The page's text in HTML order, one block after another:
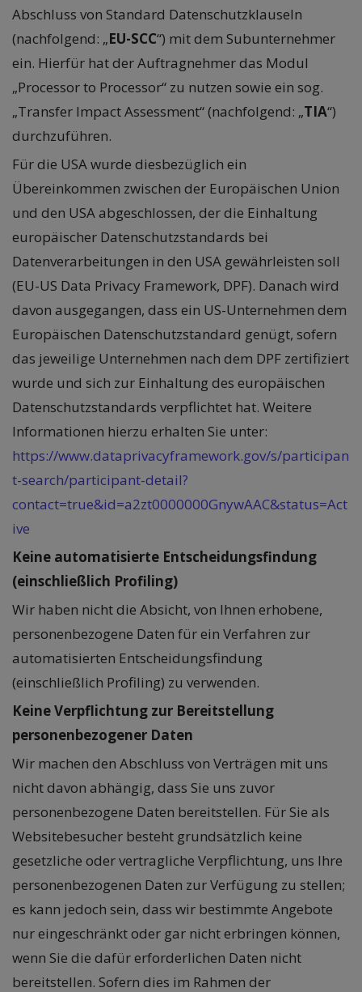
Abschluss von Standard Datenschutzklauseln
(nachfolgend: „EU-SCC“) mit dem Subunternehmer
ein. Hierfür hat der Auftragnehmer das Modul
„Processor to Processor“ zu nutzen sowie ein sog.
„Transfer Impact Assessment“ (nachfolgend: „TIA“)
durchzuführen.
Für die USA wurde diesbezüglich ein
Übereinkommen zwischen der Europäischen Union
und den USA abgeschlossen, der die Einhaltung
europäischer Datenschutzstandards bei
Datenverarbeitungen in den USA gewährleisten soll
(EU-US Data Privacy Framework, DPF). Danach wird
davon ausgegangen, dass ein US-Unternehmen dem
Europäischen Datenschutzstandard genügt, sofern
das jeweilige Unternehmen nach dem DPF zertifiziert
wurde und sich zur Einhaltung des europäischen
Datenschutzstandards verpflichtet hat. Weitere
Informationen hierzu erhalten Sie unter:
https://www.dataprivacyframework.gov/s/participan
t-search/participant-detail?
contact=true&id=a2zt0000000GnywAAC&status=Act
ive
Keine automatisierte Entscheidungsfindung
(einschließlich Profiling)
Wir haben nicht die Absicht, von Ihnen erhobene,
personenbezogene Daten für ein Verfahren zur
automatisierten Entscheidungsfindung
(einschließlich Profiling) zu verwenden.
Keine Verpflichtung zur Bereitstellung
personenbezogener Daten
Wir machen den Abschluss von Verträgen mit uns
nicht davon abhängig, dass Sie uns zuvor
personenbezogene Daten bereitstellen. Für Sie als
Websitebesucher besteht grundsätzlich keine
gesetzliche oder vertragliche Verpflichtung, uns Ihre
personenbezogenen Daten zur Verfügung zu stellen;
es kann jedoch sein, dass wir bestimmte Angebote
nur eingeschränkt oder gar nicht erbringen können,
wenn Sie die dafür erforderlichen Daten nicht
bereitstellen. Sofern dies im Rahmen der